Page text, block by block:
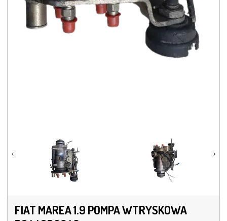
‹ ›
FIAT MAREA 1.9 POMPA WTRYSKOWA